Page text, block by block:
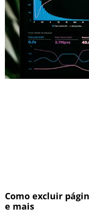
Como excluir
e mais